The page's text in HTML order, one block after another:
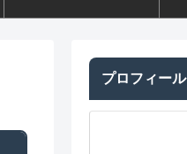
プロフィール